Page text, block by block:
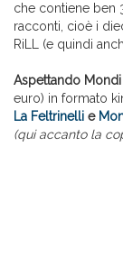
che contiene ben
racconti, cioè i
RiLL (e quindi
Aspettando Mondi
euro) in formato
La Feltrinelli e
(qui accanto la